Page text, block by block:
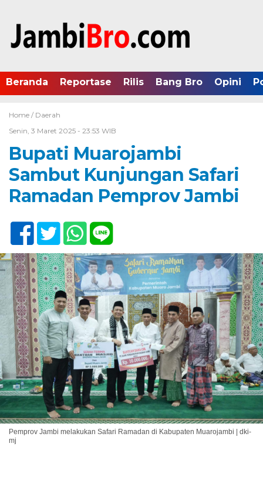
Beranda Reportase Rilis Bang Bro Opini
Home / Daerah
Senin, 3 Maret 2025 - 23:53 WIB
Bupati Muarojambi
Sambut Kunjungan Safari
Ramadan Pemprov Jambi
Pemprov Jambi melakukan Safari Ramadan di Kabupaten Muarojambi | dki-
mj